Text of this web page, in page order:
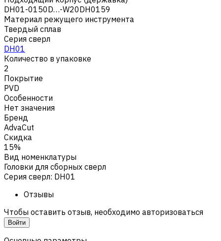
DH01-0150D…-W20DH0159
Материал режущего инструмента
Твердый сплав
Серия сверл
DH01
Количество в упаковке
2
Покрытие
PVD
Особенности
Нет значения
Бренд
AdvaCut
Скидка
15%
Вид номенклатуры
Головки для сборных сверл
Серия сверл: DH01
Отзывы
Чтобы оставить отзыв, необходимо авторизоваться
Войти